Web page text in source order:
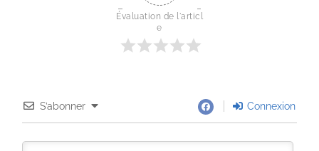
Évaluation de l'articl
e
S’abonner Connexion